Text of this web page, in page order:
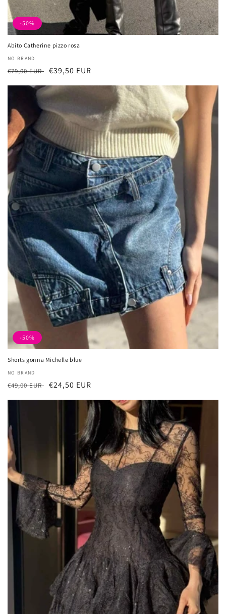
-50%
Abito Catherine pizzo rosa
厂
商：
NO BRAND
常
格
€79,00 EUR 促
价
€39,50 EUR
-50%
Shorts gonna Michelle blue
厂
商：
NO BRAND
常
规
€49,00 EUR 促
销
€24,50 EUR